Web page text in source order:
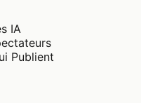
IA
Publient